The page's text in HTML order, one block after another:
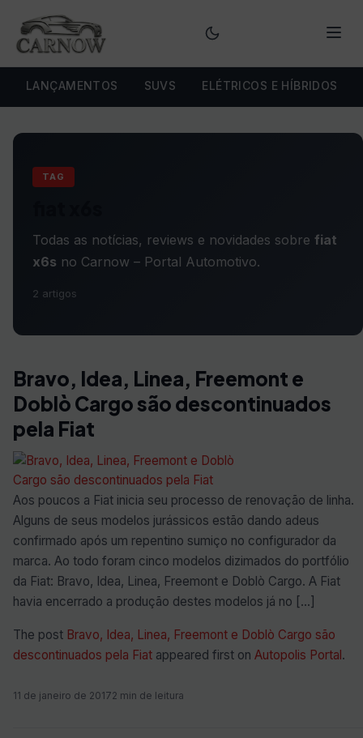
LANÇAMENTOS SUVS ELÉTRICOS E HÍBRIDOS
TAG
Todas as notícias, reviews e novidades sobre fiat
x6s no Carnow – Portal Automotivo.
2 artigos
Bravo, Idea, Linea, Freemont e
Doblò Cargo são descontinuados
pela Fiat
Aos poucos a Fiat inicia seu processo de renovação de linha.
Alguns de seus modelos jurássicos estão dando adeus
confirmado após um repentino sumiço no configurador da
marca. Ao todo foram cinco modelos dizimados do portfólio
da Fiat: Bravo, Idea, Linea, Freemont e Doblò Cargo. A Fiat
havia encerrado a produção destes modelos já no […]
The post Bravo, Idea, Linea, Freemont e Doblò Cargo são
descontinuados pela Fiat appeared first on Autopolis Portal.
11 de janeiro de 20172 min de leitura